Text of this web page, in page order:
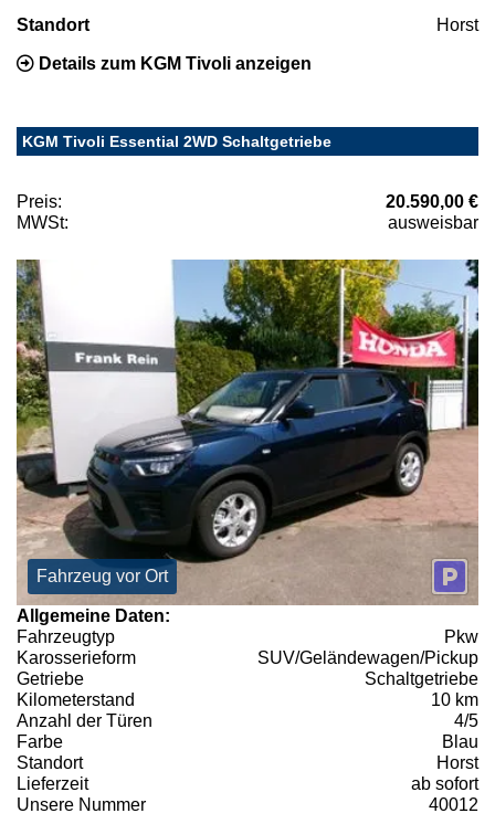
Standort Horst
Details zum KGM Tivoli anzeigen
KGM Tivoli Essential 2WD Schaltgetriebe
Preis:
20.590,00 €
MWSt:
ausweisbar
Fahrzeug vor Ort
Allgemeine Daten:
Fahrzeugtyp
Pkw
Karosserieform
SUV/Geländewagen/Pickup
Getriebe
Schaltgetriebe
Kilometerstand
10 km
Anzahl der Türen
4/5
Farbe
Blau
Standort
Horst
Lieferzeit
ab sofort
Unsere Nummer
40012